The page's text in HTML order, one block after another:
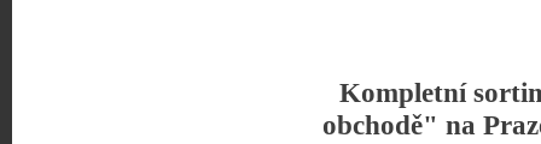
Kompletní
obchodě" na